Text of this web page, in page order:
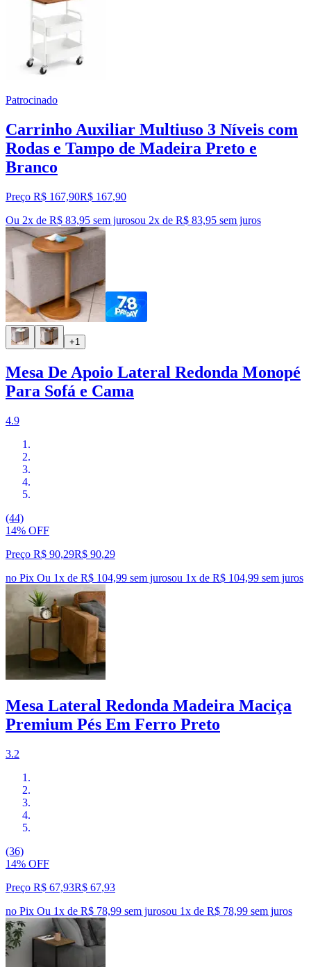
Patrocinado
Carrinho Auxiliar Multiuso 3 Níveis com
Rodas e Tampo de Madeira Preto e
Branco
Preço R$ 167,90R$ 167,90
Ou 2x de R$ 83,95 sem jurosou 2x de R$ 83,95 sem juros
+1
Mesa De Apoio Lateral Redonda Monopé
Para Sofá e Cama
4.9
(44)
14% OFF
Preço R$ 90,29R$ 90,29
no Pix Ou 1x de R$ 104,99 sem jurosou 1x de R$ 104,99 sem juros
Mesa Lateral Redonda Madeira Maciça
Premium Pés Em Ferro Preto
3.2
(36)
14% OFF
Preço R$ 67,93R$ 67,93
no Pix Ou 1x de R$ 78,99 sem jurosou 1x de R$ 78,99 sem juros